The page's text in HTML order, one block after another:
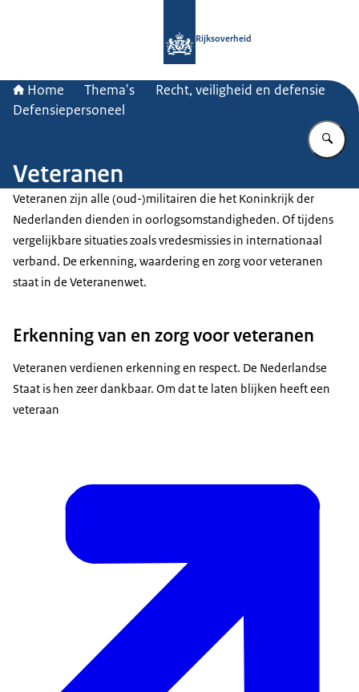
Rijksoverheid
Home Thema's
Recht, veiligheid en defensie
Defensiepersoneel
Veteranen
Veteranen zijn alle (oud-)militairen die het Koninkrijk der
Nederlanden dienden in oorlogsomstandigheden. Of tijdens
vergelijkbare situaties zoals vredesmissies in internationaal
verband. De erkenning, waardering en zorg voor veteranen
staat in de Veteranenwet.
Erkenning van en zorg voor veteranen
Veteranen verdienen erkenning en respect. De Nederlandse
Staat is hen zeer dankbaar. Om dat te laten blijken heeft een
veteraan